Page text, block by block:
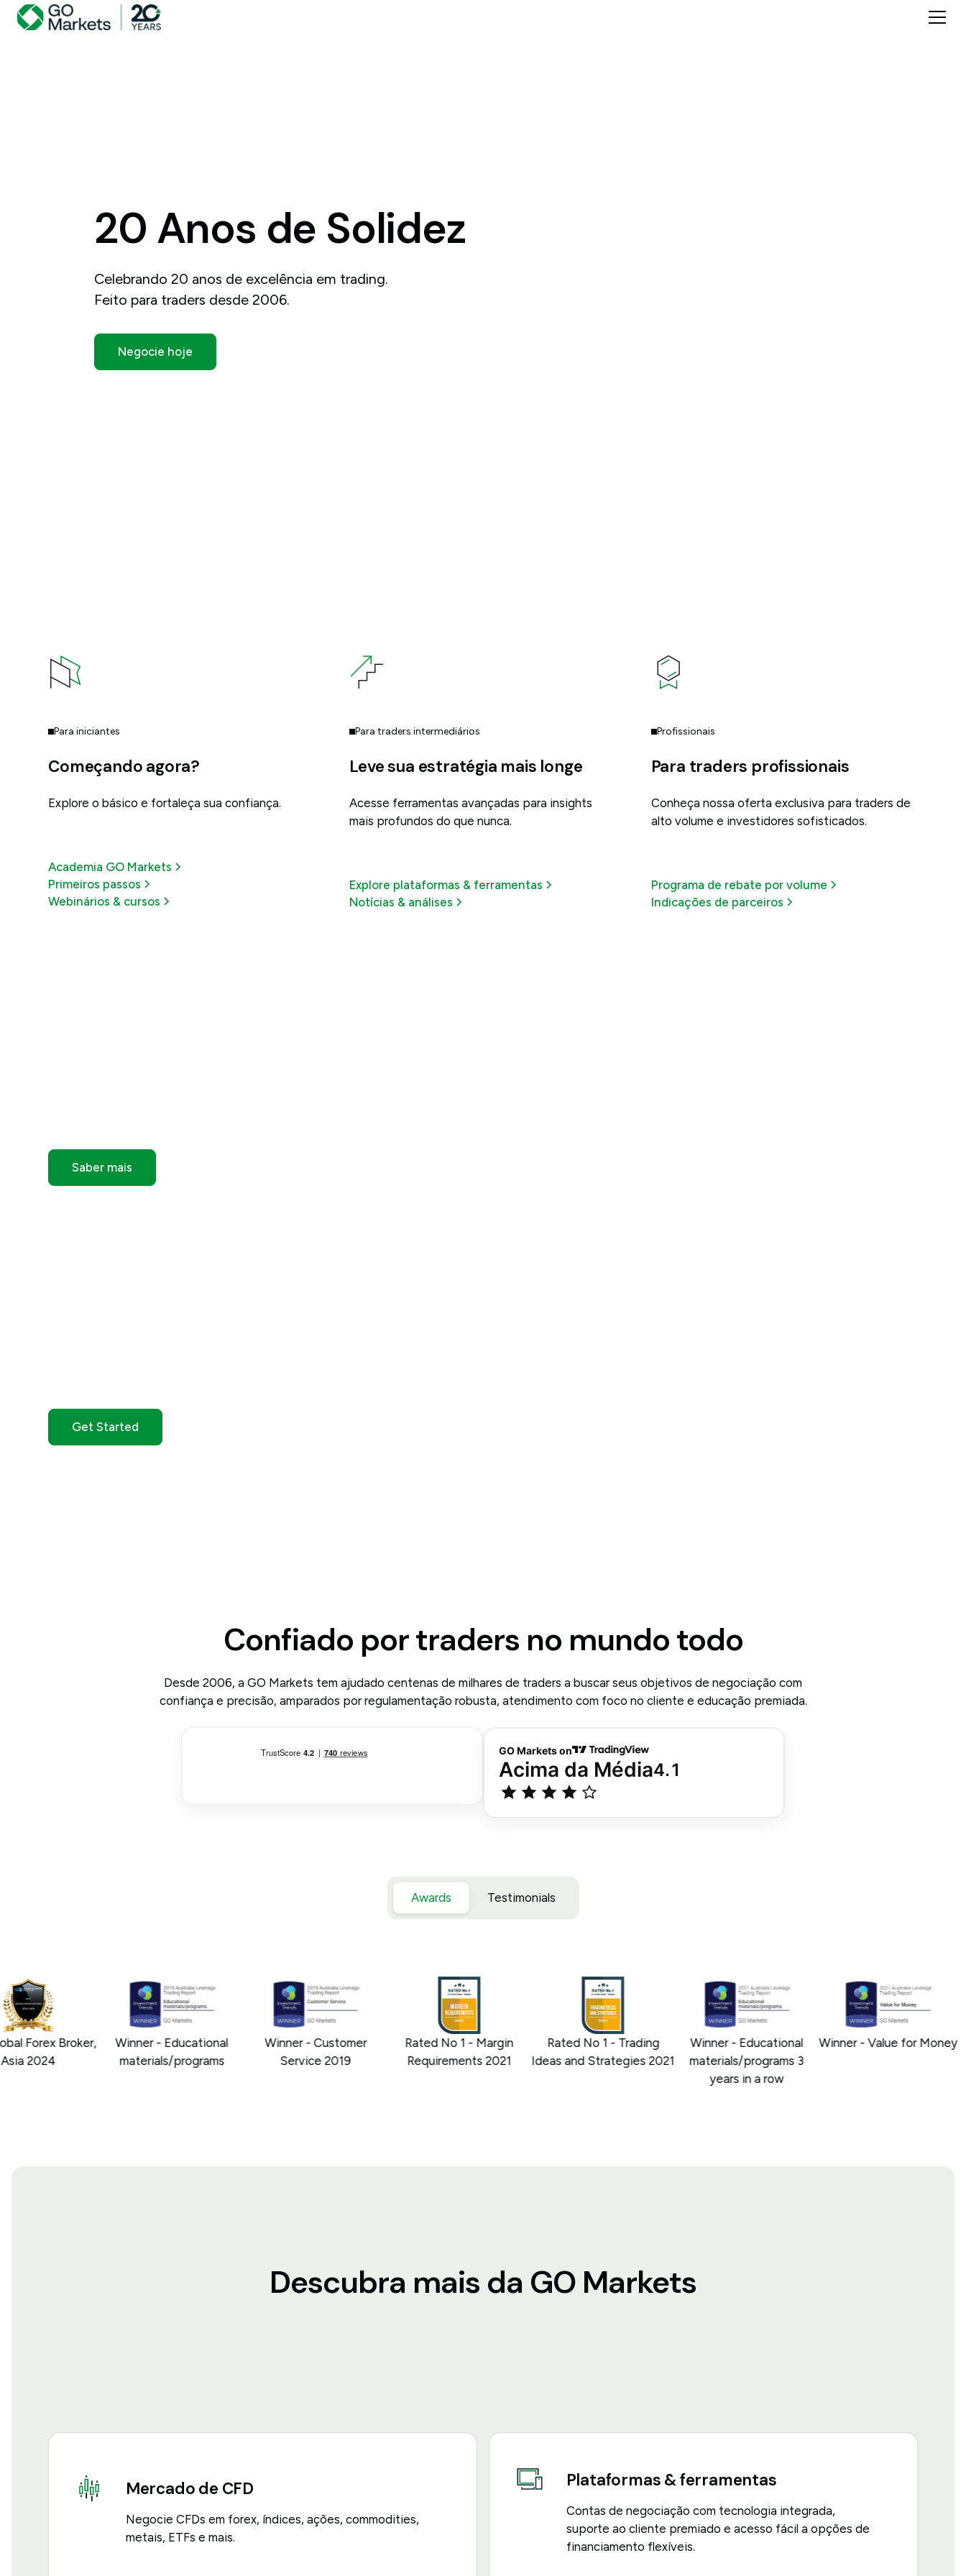
20 Anos de Solidez
Celebrando 20 anos de excelência em trading.
Feito para traders desde 2006.
Negocie hoje
Para iniciantes
Começando agora?
Explore o básico e fortaleça sua confiança.
Academia GO Markets
Primeiros passos
Webinários & cursos
Para traders intermediários
Leve sua estratégia mais longe
Acesse ferramentas avançadas para insights
mais profundos do que nunca.
Explore plataformas & ferramentas
Notícias & análises
Profissionais
Para traders profissionais
Conheça nossa oferta exclusiva para traders de
alto volume e investidores sofisticados.
Programa de rebate por volume
Indicações de parceiros
Saber mais
Get Started
Confiado por traders no mundo todo
Desde 2006, a GO Markets tem ajudado centenas de milhares de traders a buscar seus objetivos de negociação com
confiança e precisão, amparados por regulamentação robusta, atendimento com foco no cliente e educação premiada.
Awards Testimonials
Forex Broker,
2024
Winner - Educational
materials/programs
Winner - Customer
Service 2019
Rated No 1 - Margin
Requirements 2021
Rated No 1 - Trading
Ideas and Strategies 2021
Winner - Educational
materials/programs 3
years in a row
Winner - Value for Money
Descubra mais da GO Markets
Mercado de CFD
Negocie CFDs em forex, índices, ações, commodities,
metais, ETFs e mais.
Plataformas & ferramentas
Contas de negociação com tecnologia integrada,
suporte ao cliente premiado e acesso fácil a opções de
financiamento flexíveis.